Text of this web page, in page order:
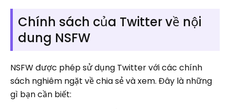
Chính sách của Twitter về nội
dung NSFW
NSFW được phép sử dụng Twitter với các chính
sách nghiêm ngặt về chia sẻ và xem. Đây là những
gì bạn cần biết: